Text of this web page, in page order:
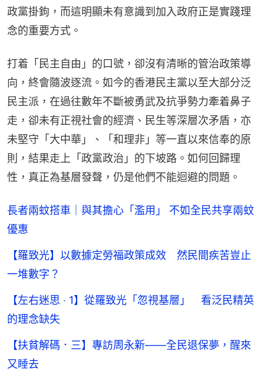
政黨掛鉤，而這明顯未有意識到加入政府正是實踐理
念的重要方式。
打着「民主自由」的口號，卻沒有清晰的管治政策導
向，終會隨波逐流。如今的香港民主黨以至大部分泛
民主派，在過往數年不斷被勇武及抗爭勢力牽着鼻子
走，卻未有正視社會的經濟、民生等深層次矛盾，亦
未堅守「大中華」、「和理非」等一直以來信奉的原
則，結果走上「政黨政治」的下坡路。如何回歸理
性，真正為基層發聲，仍是他們不能迴避的問題。
長者兩蚊搭車｜與其擔心「濫用」 不如全民共享兩蚊
優惠
【羅致光】以數據定勞福政策成效 然民間疾苦豈止
一堆數字？
【左右迷思 ‧ 1】從羅致光「忽視基層」 看泛民精英
的理念缺失
【扶貧解碼．三】專訪周永新——全民退保夢，醒來
又睡去